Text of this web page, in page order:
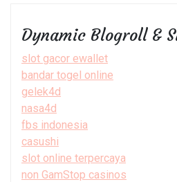
Dynamic Blogroll &
slot gacor ewallet
bandar togel online
gelek4d
nasa4d
fbs indonesia
casushi
slot online terpercaya
non GamStop casinos